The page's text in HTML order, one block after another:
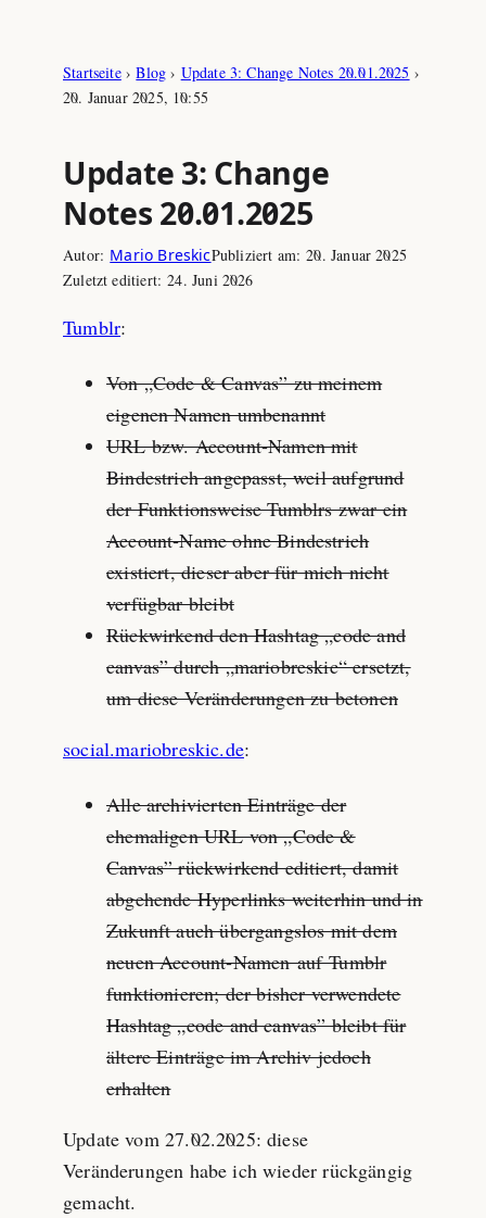
springen
Startseite›Blog › Update 3: Change Notes 20.01.2025 ›
20. Januar 2025, 10:55
Update 3: Change
Notes 20.01.2025
Autor: Mario BreskicPubliziert am:20. Januar 2025
Zuletzt editiert:24. Juni 2026
Tumblr:
Von „Code & Canvas” zu meinem
eigenen Namen umbenannt
URL bzw. Account‑Namen mit
Bindestrich angepasst, weil aufgrund
der Funktionsweise Tumblrs zwar ein
Account‑Name ohne Bindestrich
existiert, dieser aber für mich nicht
verfügbar bleibt
Rückwirkend den Hashtag „code and
canvas” durch „mariobreskic“ ersetzt,
um diese Veränderungen zu betonen
social.mariobreskic.de:
Alle archivierten Einträge der
ehemaligen URL von „Code &
Canvas” rückwirkend editiert, damit
abgehende Hyperlinks weiterhin und in
Zukunft auch übergangslos mit dem
neuen Account‑Namen auf Tumblr
funktionieren; der bisher verwendete
Hashtag „code and canvas” bleibt für
ältere Einträge im Archiv jedoch
erhalten
Update vom 27.02.2025: diese
Veränderungen habe ich wieder rückgängig
gemacht.